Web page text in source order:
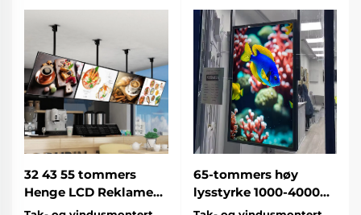
Reklamevindu TV-
skjerm Digital
Signage Kiosk
Veggmonteringsbrakett
Reklamemaskin
Digital Signage
32 43 55 tommers
Henge LCD Reklame
Maskin Høy lysstyrke
65-tommers høy
lysstyrke 1000-4000
Nits FHD/4K LCD